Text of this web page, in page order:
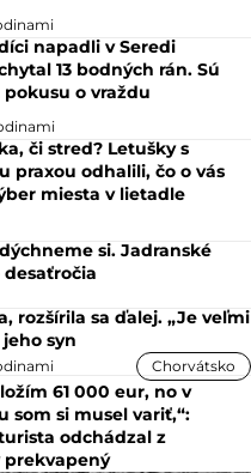
napadli v Seredi
13 bodných rán. Sú
o vraždu
či stred? Letušky s
praxou odhalili, čo o vás
miesta v lietadle
si. Jadranské
rozšírila sa ďalej. „Je veľmi
syn
Chorvátsko
61 000 eur, no v
som si musel variť,“:
odchádzal z
prekvapený